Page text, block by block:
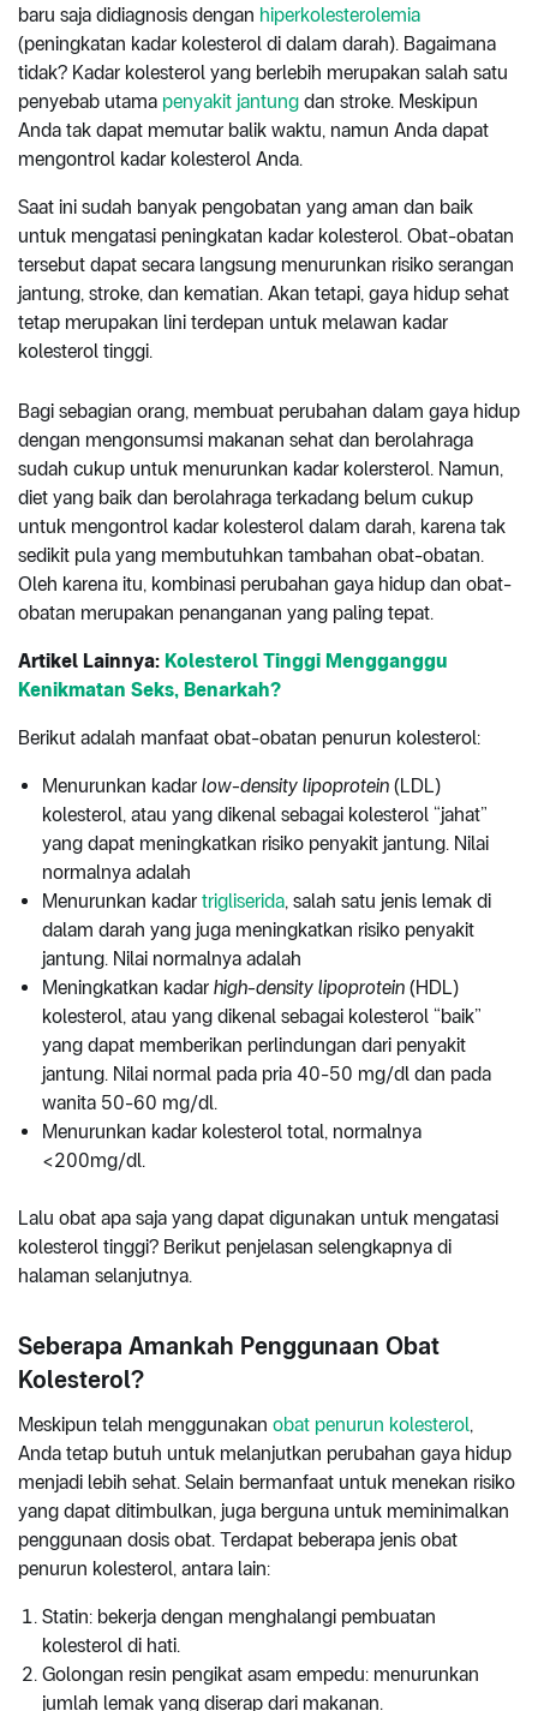
baru saja didiagnosis dengan hiperkolesterolemia
(peningkatan kadar kolesterol di dalam darah). Bagaimana
tidak? Kadar kolesterol yang berlebih merupakan salah satu
penyebab utama penyakit jantung dan stroke. Meskipun
Anda tak dapat memutar balik waktu, namun Anda dapat
mengontrol kadar kolesterol Anda.
Saat ini sudah banyak pengobatan yang aman dan baik
untuk mengatasi peningkatan kadar kolesterol. Obat-obatan
tersebut dapat secara langsung menurunkan risiko serangan
jantung, stroke, dan kematian. Akan tetapi, gaya hidup sehat
tetap merupakan lini terdepan untuk melawan kadar
kolesterol tinggi.
Bagi sebagian orang, membuat perubahan dalam gaya hidup
dengan mengonsumsi makanan sehat dan berolahraga
sudah cukup untuk menurunkan kadar kolersterol. Namun,
diet yang baik dan berolahraga terkadang belum cukup
untuk mengontrol kadar kolesterol dalam darah, karena tak
sedikit pula yang membutuhkan tambahan obat-obatan.
Oleh karena itu, kombinasi perubahan gaya hidup dan obat-
obatan merupakan penanganan yang paling tepat.
Artikel Lainnya: Kolesterol Tinggi Mengganggu
Kenikmatan Seks, Benarkah?
Berikut adalah manfaat obat-obatan penurun kolesterol:
Menurunkan kadar low-density lipoprotein (LDL)
kolesterol, atau yang dikenal sebagai kolesterol “jahat”
yang dapat meningkatkan risiko penyakit jantung. Nilai
normalnya adalah
Menurunkan kadar trigliserida, salah satu jenis lemak di
dalam darah yang juga meningkatkan risiko penyakit
jantung. Nilai normalnya adalah
Meningkatkan kadar high-density lipoprotein (HDL)
kolesterol, atau yang dikenal sebagai kolesterol “baik”
yang dapat memberikan perlindungan dari penyakit
jantung. Nilai normal pada pria 40-50 mg/dl dan pada
wanita 50-60 mg/dl.
Menurunkan kadar kolesterol total, normalnya
<200mg/dl.
Lalu obat apa saja yang dapat digunakan untuk mengatasi
kolesterol tinggi? Berikut penjelasan selengkapnya di
halaman selanjutnya.
Seberapa Amankah Penggunaan Obat
Kolesterol?
Meskipun telah menggunakan obat penurun kolesterol,
Anda tetap butuh untuk melanjutkan perubahan gaya hidup
menjadi lebih sehat. Selain bermanfaat untuk menekan risiko
yang dapat ditimbulkan, juga berguna untuk meminimalkan
penggunaan dosis obat. Terdapat beberapa jenis obat
penurun kolesterol, antara lain:
Statin: bekerja dengan menghalangi pembuatan
kolesterol di hati.
Golongan resin pengikat asam empedu: menurunkan
jumlah lemak yang diserap dari makanan.